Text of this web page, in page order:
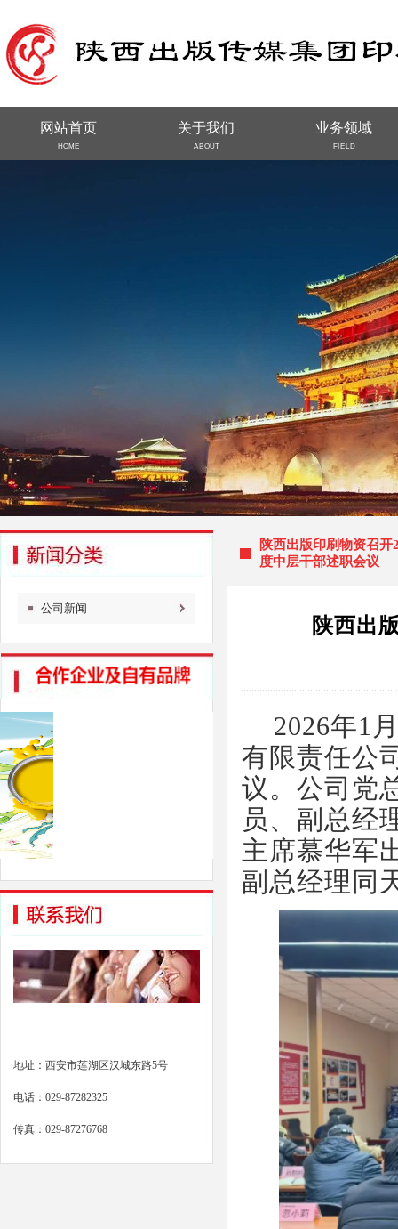
网站首页
HOME
关于我们
ABOUT
业务领域
FIELD
公司新闻
地址：西安市莲湖区汉城东路5号
电话：029-87282325
传真：029-87276768
陕西出版印刷物资召开
度中层干部述职会议
陕西出
2026年1
有限责任公
议。公司党
员、副总经
主席慕华军
副总经理同